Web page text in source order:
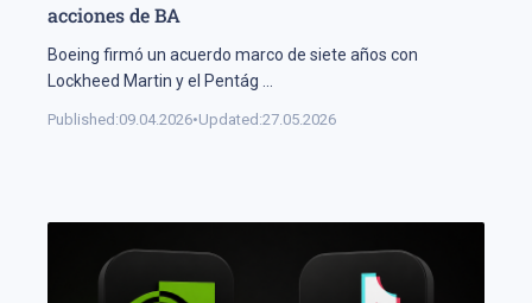
acciones de BA
Boeing firmó un acuerdo marco de siete años con
Lockheed Martin y el Pentág
Published:09.04.2026•Updated:27.05.2026